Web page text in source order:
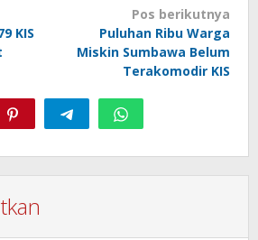
KIS
Pos berikutnya
Puluhan Ribu Warga
Miskin Sumbawa Belum
Terakomodir KIS